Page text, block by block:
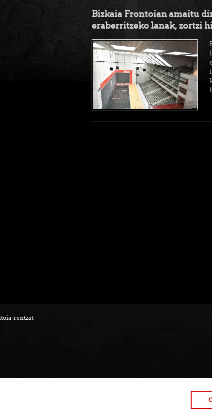
Bizkaia Frontoian amaitu
eraberritzeko lanak, zortzi
rentzat